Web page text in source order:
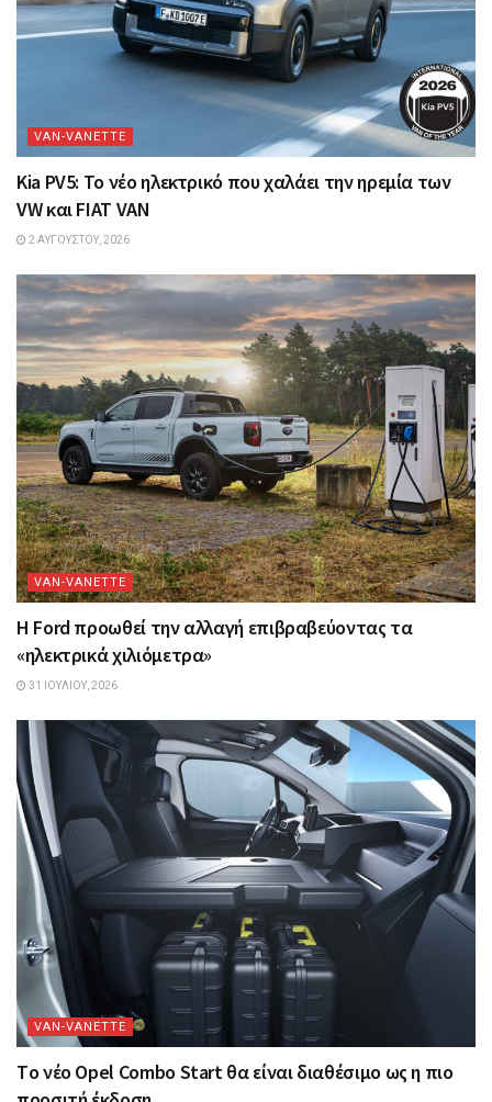
VAN-VANETTΕ
Kia PV5: Το νέο ηλεκτρικό που χαλάει την ηρεμία των
VW και FIAT VAN
2 ΑΥΓΟΎΣΤΟΥ, 2026
VAN-VANETTΕ
Η Ford προωθεί την αλλαγή επιβραβεύοντας τα
«ηλεκτρικά χιλιόμετρα»
31 ΙΟΥΛΊΟΥ, 2026
VAN-VANETTΕ
Tο νέο Opel Combo Start θα είναι διαθέσιμο ως η πιο